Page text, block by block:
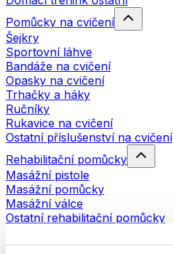
Pomůcky na cvičení
Šejkry
Sportovní láhve
Bandáže na cvičení
Opasky na cvičení
Trhačky a háky
Ručníky
Rukavice na cvičení
Ostatní příslušenství na cvičení
Rehabilitační pomůcky
Masážní pistole
Masážní pomůcky
Masážní válce
Ostatní rehabilitační pomůcky